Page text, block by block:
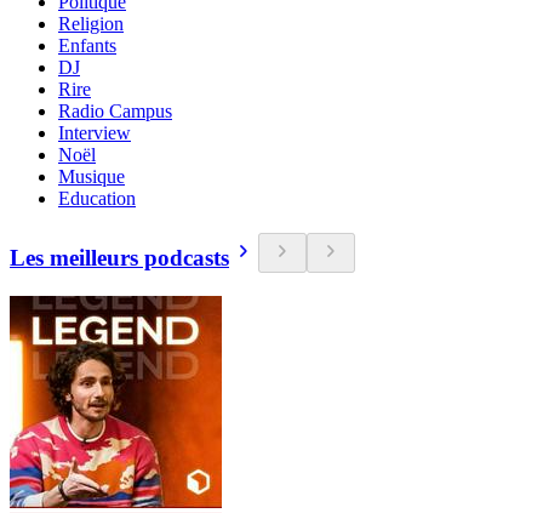
Religion
Enfants
DJ
Rire
Radio Campus
Interview
Noël
Musique
Education
Les meilleurs podcasts